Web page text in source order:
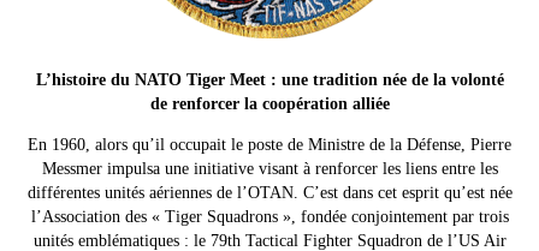
L’histoire du NATO Tiger Meet : une tradition née de la volonté
de renforcer la coopération alliée
En 1960, alors qu’il occupait le poste de Ministre de la Défense, Pierre
Messmer impulsa une initiative visant à renforcer les liens entre les
différentes unités aériennes de l’OTAN. C’est dans cet esprit qu’est née
l’Association des « Tiger Squadrons », fondée conjointement par trois
unités emblématiques : le 79th Tactical Fighter Squadron de l’US Air